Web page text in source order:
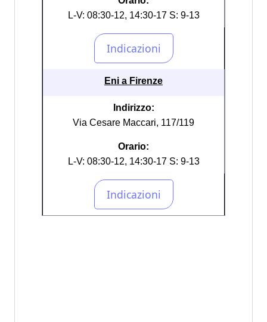
L-V: 08:30-12, 14:30-17 S: 9-13
Eni a Firenze
Indirizzo:
Via Cesare Maccari, 117/119
Orario:
L-V: 08:30-12, 14:30-17 S: 9-13